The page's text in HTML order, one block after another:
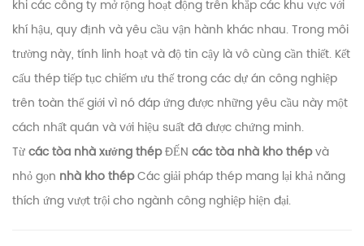
khi các công ty mở rộng hoạt động trên khắp các khu vực với
khí hậu, quy định và yêu cầu vận hành khác nhau. Trong môi
trường này, tính linh hoạt và độ tin cậy là vô cùng cần thiết. Kết
cấu thép tiếp tục chiếm ưu thế trong các dự án công nghiệp
trên toàn thế giới vì nó đáp ứng được những yêu cầu này một
cách nhất quán và với hiệu suất đã được chứng minh.
Từcác tòa nhà xưởng thépĐẾN các tòa nhà kho thépvà
nhỏ gọn nhà kho thépCác giải pháp thép mang lại khả năng
thích ứng vượt trội cho ngành công nghiệp hiện đại.